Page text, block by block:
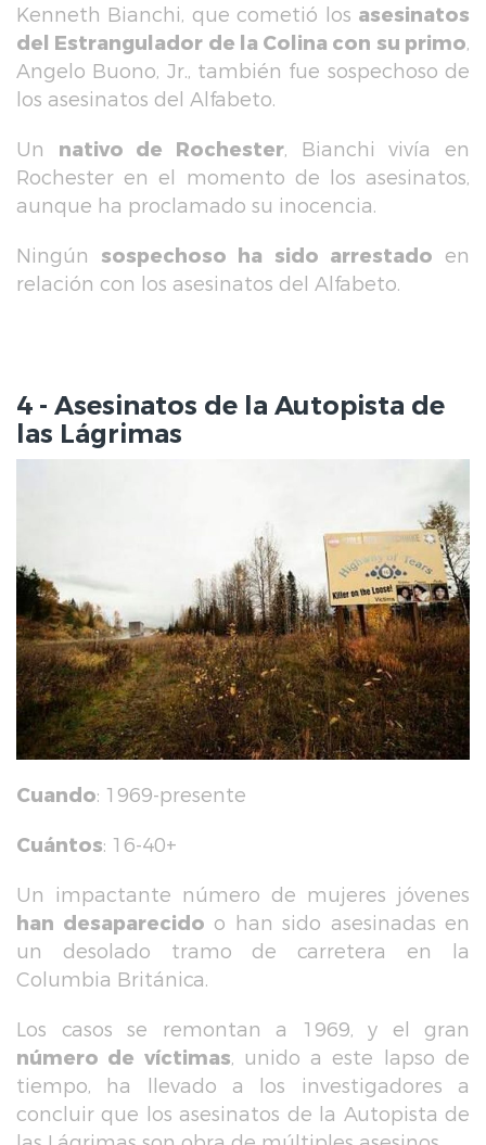
Kenneth Bianchi, que cometió los asesinatos
del Estrangulador de la Colina con su primo,
Angelo Buono, Jr., también fue sospechoso de
los asesinatos del Alfabeto.
Un nativo de Rochester, Bianchi vivía en
Rochester en el momento de los asesinatos,
aunque ha proclamado su inocencia.
Ningún sospechoso ha sido arrestado en
relación con los asesinatos del Alfabeto.
4 - Asesinatos de la Autopista de
las Lágrimas
Cuando: 1969-presente
Cuántos: 16-40+
Un impactante número de mujeres jóvenes
han desaparecido o han sido asesinadas en
un desolado tramo de carretera en la
Columbia Británica.
Los casos se remontan a 1969, y el gran
número de víctimas, unido a este lapso de
tiempo, ha llevado a los investigadores a
concluir que los asesinatos de la Autopista de